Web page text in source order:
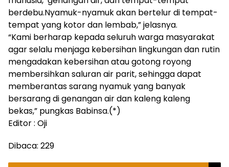
berdebu.Nyamuk-nyamuk akan bertelur di tempat-
tempat yang kotor dan lembab,” jelasnya.
“Kami berharap kepada seluruh warga masyarakat
agar selalu menjaga kebersihan lingkungan dan rutin
mengadakan kebersihan atau gotong royong
membersihkan saluran air parit, sehingga dapat
memberantas sarang nyamuk yang banyak
bersarang di genangan air dan kaleng kaleng
bekas,” pungkas Babinsa.(*)
Editor : Oji
Dibaca: 229